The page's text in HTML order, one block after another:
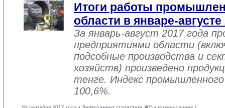
Итоги работы
области в январе-августе
За январь-август 2017 года
предприятиями области
подсобные производства и
хозяйств) произведено
тенге. Индекс
100,6%.